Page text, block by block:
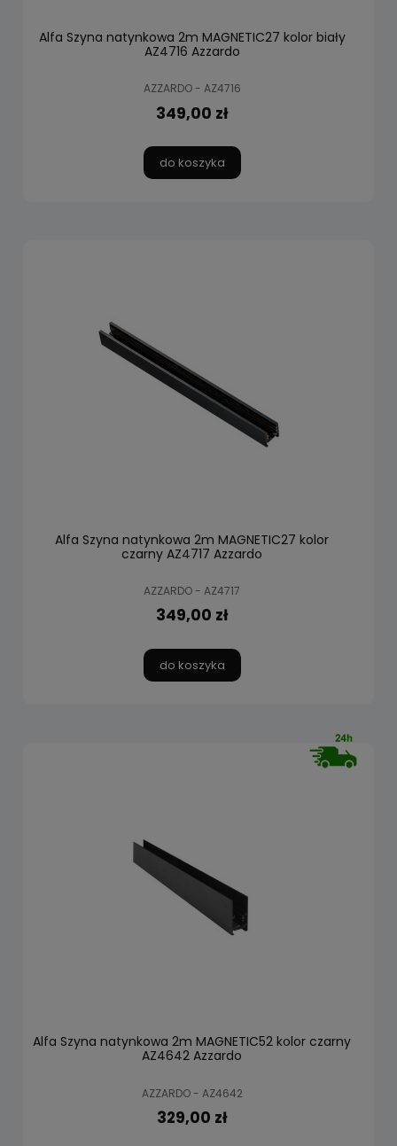
Alfa Szyna natynkowa 2m MAGNETIC27 kolor biały
AZ4716 Azzardo
AZZARDO - AZ4716
349,00 zł
do koszyka
Alfa Szyna natynkowa 2m MAGNETIC27 kolor
czarny AZ4717 Azzardo
AZZARDO - AZ4717
349,00 zł
do koszyka
Alfa Szyna natynkowa 2m MAGNETIC52 kolor czarny
AZ4642 Azzardo
AZZARDO - AZ4642
329,00 zł